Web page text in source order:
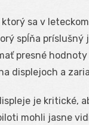
sa v
spĺňa
presné
displejoch a
je kritické,
mohli jasne